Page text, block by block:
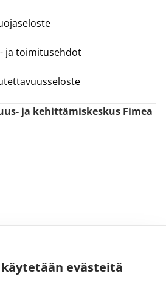
evästeitä
ja toimitusehdot
ja kehittämiskeskus Fimea